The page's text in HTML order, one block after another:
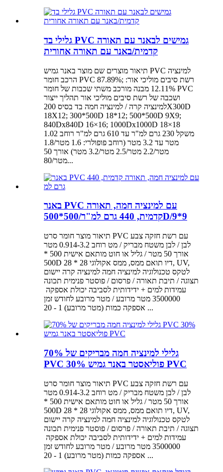
גלילי בד PVC גמישים לבאנר עם תאורה
קדמית/באנר עם תאורה אחורית
תיאור מוצרים שם מוצר באנר גמיש PVC למינציה
הרכב חומר PVC 87.89%; רשת סיבים מוליכי אור:
12.11% מבנה מורכב משתי שכבות של חומר PVC
ושכבה של רשת סיבים מוליכי אור תהליך ייצור
למינציה קרה / למינציה חמה בד בסיס 200X300D
18X12; 300*500D 18*12; 500*500D 9X9;
840Dx840D 16×16; 1000Dx1000D 18×18
משקל 230 גרם למ"ר עד 610 גרם למ"ר רוחב 1.02
מטר עד 3.2 מטר (רוחב פופולרי: 1.6 מטר/1.8
מטר/2.2 מטר/2.5 מטר/3.2 מטר) אורך 50
מטר/80...
באנר PVC עם למינציה חמה, תאורה
קדמית, 440 גרם למ"ר/500*500D/9*9
תיאור מוצר חומר סרט PVC עם רשת חזקה צבע
לבן / לבן משטח מבריק / מט רוחב 0.914-3.2 מטר
אורך 50 מטר / גליל או חוט מותאם אישית 500 *
500D 28 * 28 דיו תואם ממס, ממס אקולוגי, UV,
לטקס טכנולוגיה למינציה חמה למינציה קרה יישום
תצוגה / תיבת תאורה / פרסום / פוסטר פנימית תכונה
3500000 מטר מרובע / מטר מרובע לחודש זמן
אספקה ​​כמות (מטר מרובע) 1 - 20 ...
גלילי למינציה חמה מבריקים של 70%
PVC 30% פוליאסטר באנר גמיש PVC
תיאור מוצר חומר סרט PVC עם רשת חזקה צבע
לבן / לבן משטח מבריק / מט רוחב 0.914-3.2 מטר
אורך 50 מטר / גליל או חוט מותאם אישית 500 *
500D 28 * 28 דיו תואם ממס, ממס אקולוגי, UV,
לטקס טכנולוגיה למינציה חמה למינציה קרה יישום
תצוגה / תיבת תאורה / פרסום / פוסטר פנימית תכונה
3500000 מטר מרובע / מטר מרובע לחודש זמן
אספקה ​​כמות (מטר מרובע) 1 - 20 ...